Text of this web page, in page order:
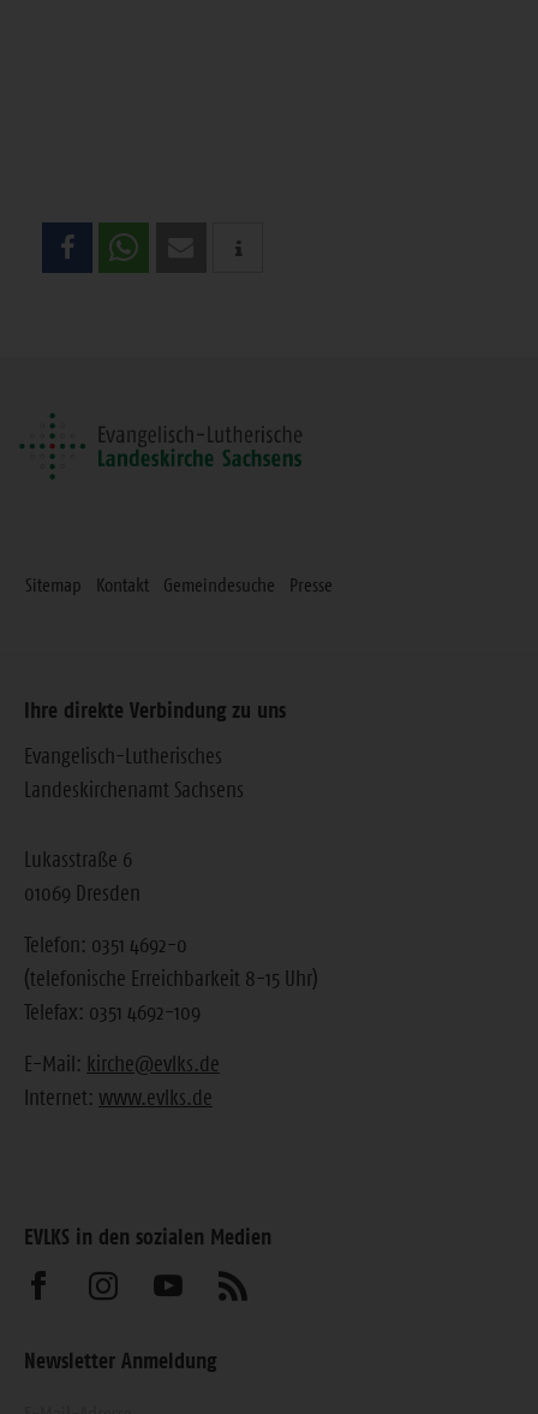
Teilen
Sie
Sitemap Kontakt Gemeindesuche Presse
Ihre direkte Verbindung zu uns
Evangelisch-Lutherisches
Landeskirchenamt Sachsens
Lukasstraße 6
01069 Dresden
Telefon: 0351 4692-0
(telefonische Erreichbarkeit 8-15 Uhr)
Telefax: 0351 4692-109
E-Mail: kirche@evlks.de
Internet: www.evlks.de
EVLKS in den sozialen Medien
Besuchen
uns
Besuchen
uns
Besuchen
uns
Abonnieren
Newsletter Anmeldung